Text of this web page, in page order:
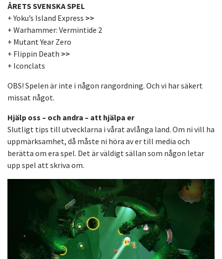
ÅRETS SVENSKA SPEL
+ Yoku’s Island Express >>
+ Warhammer: Vermintide 2
+ Mutant Year Zero
+ Flippin Death >>
+ Iconclats
OBS! Spelen är inte i någon rangordning. Och vi har säkert
missat något.
Hjälp oss – och andra – att hjälpa er
Slutligt tips till utvecklarna i vårat avlånga land. Om ni vill ha
uppmärksamhet, då måste ni höra av er till media och
berätta om era spel. Det är väldigt sällan som någon letar
upp spel att skriva om.